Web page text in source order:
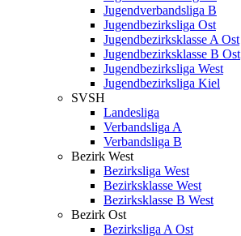
Jugendverbandsliga B
Jugendbezirksliga Ost
Jugendbezirksklasse A Ost
Jugendbezirksklasse B Ost
Jugendbezirksliga West
Jugendbezirksliga Kiel
SVSH
Landesliga
Verbandsliga A
Verbandsliga B
Bezirk West
Bezirksliga West
Bezirksklasse West
Bezirksklasse B West
Bezirk Ost
Bezirksliga A Ost